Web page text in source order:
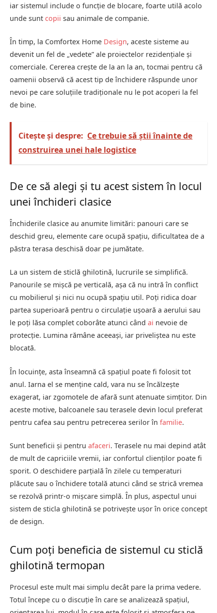
iar sistemul include o funcție de blocare, foarte utilă acolo
unde sunt copii sau animale de companie.
În timp, la Comfortex Home Design, aceste sisteme au
devenit un fel de „vedete” ale proiectelor rezidențiale și
comerciale. Cererea crește de la an la an, tocmai pentru că
oamenii observă că acest tip de închidere răspunde unor
nevoi pe care soluțiile tradiționale nu le pot acoperi la fel
de bine.
Citește și despre: Ce trebuie să știi înainte de
construirea unei hale logistice
De ce să alegi și tu acest sistem în locul
unei închideri clasice
Închiderile clasice au anumite limitări: panouri care se
deschid greu, elemente care ocupă spațiu, dificultatea de a
păstra terasa deschisă doar pe jumătate.
La un sistem de sticlă ghilotină, lucrurile se simplifică.
Panourile se mișcă pe verticală, așa că nu intră în conflict
cu mobilierul și nici nu ocupă spațiu util. Poți ridica doar
partea superioară pentru o circulație ușoară a aerului sau
le poți lăsa complet coborâte atunci când ai nevoie de
protecție. Lumina rămâne aceeași, iar priveliștea nu este
blocată.
În locuințe, asta înseamnă că spațiul poate fi folosit tot
anul. Iarna el se menține cald, vara nu se încălzește
exagerat, iar zgomotele de afară sunt atenuate simțitor. Din
aceste motive, balcoanele sau terasele devin locul preferat
pentru cafea sau pentru petrecerea serilor în familie.
Sunt beneficii și pentru afaceri. Terasele nu mai depind atât
de mult de capriciile vremii, iar confortul clienților poate fi
sporit. O deschidere parțială în zilele cu temperaturi
plăcute sau o închidere totală atunci când se strică vremea
se rezolvă printr-o mișcare simplă. În plus, aspectul unui
sistem de sticla ghilotină se potrivește ușor în orice concept
de design.
Cum poți beneficia de sistemul cu sticlă
ghilotină termopan
Procesul este mult mai simplu decât pare la prima vedere.
Totul începe cu o discuție în care se analizează spațiul,